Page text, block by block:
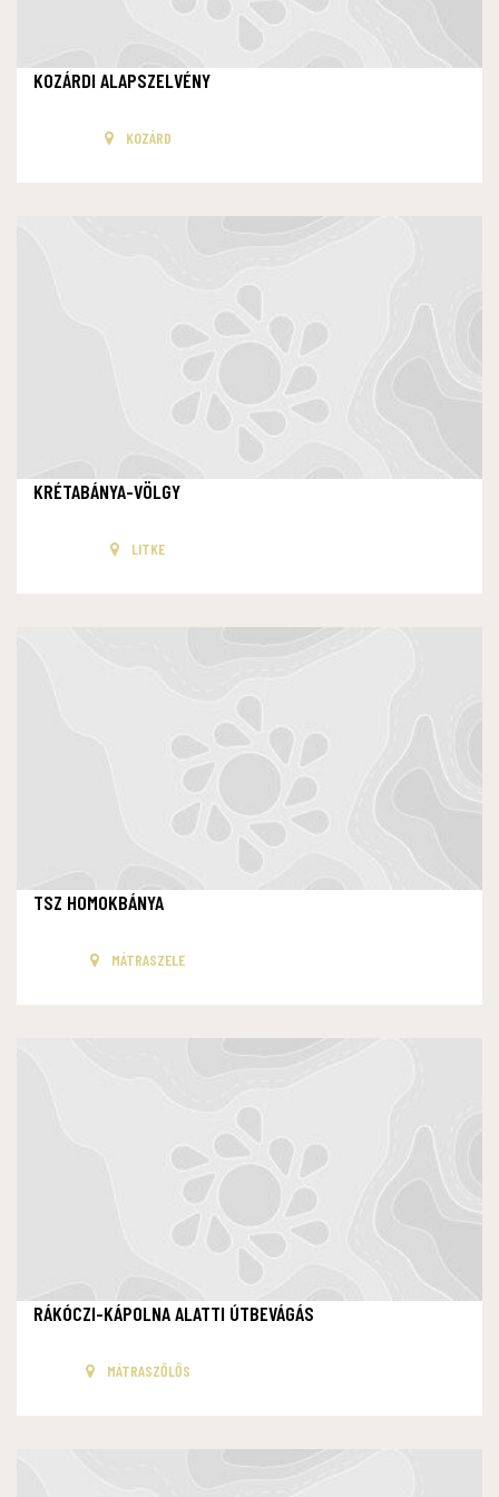
KOZÁRDI ALAPSZELVÉNY
KOZÁRD
KRÉTABÁNYA-VÖLGY
LITKE
TSZ HOMOKBÁNYA
MÁTRASZELE
RÁKÓCZI-KÁPOLNA ALATTI ÚTBEVÁGÁS
MÁTRASZŐLŐS